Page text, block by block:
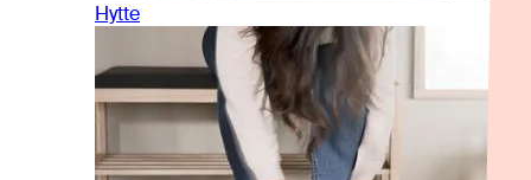
Hytte